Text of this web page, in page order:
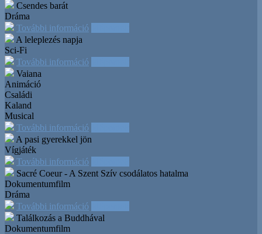
Csendes barát
Dráma
További információ
A leleplezés napja
Sci-Fi
További információ
Vaiana
Animáció
Családi
Kaland
Musical
További információ
A pasi gyerekkel jön
Vígjáték
További információ
Sacré Coeur - A Szent Szív csodálatos hatalma
Dokumentumfilm
Dráma
További információ
Találkozás a Buddhával
Dokumentumfilm